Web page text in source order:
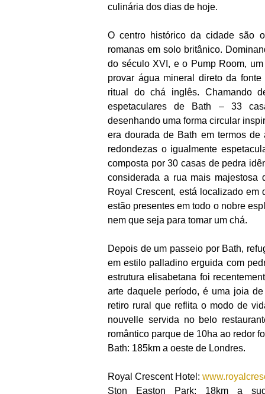
culinária dos dias de hoje.
O centro histórico da cidade são
romanas em solo britânico.
do século XVI, e o Pump Room,
provar água mineral direto da
ritual do chá inglês. Chamando
espetaculares de Bath – 33
desenhando uma forma circular
era dourada de Bath em termos
redondezas o igualmente
composta por 30 casas de pedra
considerada a rua mais majestosa
Royal Crescent, está localizado
estão presentes em todo o nobre
nem que seja para tomar um chá.
Depois de um passeio por Bath,
em estilo palladino erguida com
estrutura elisabetana foi
arte daquele período, é uma joia
retiro rural que reflita o modo de
nouvelle servida no belo
romântico parque de 10ha ao redor
Bath: 185km a oeste de Londres.
Royal Crescent Hotel:
Ston Easton Park: 18km a